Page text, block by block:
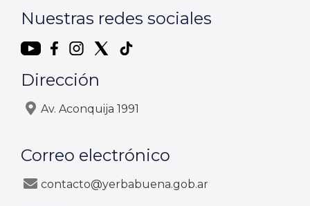
Nuestras redes sociales
Dirección
Av. Aconquija 1991
Correo electrónico
contacto@yerbabuena.gob.ar